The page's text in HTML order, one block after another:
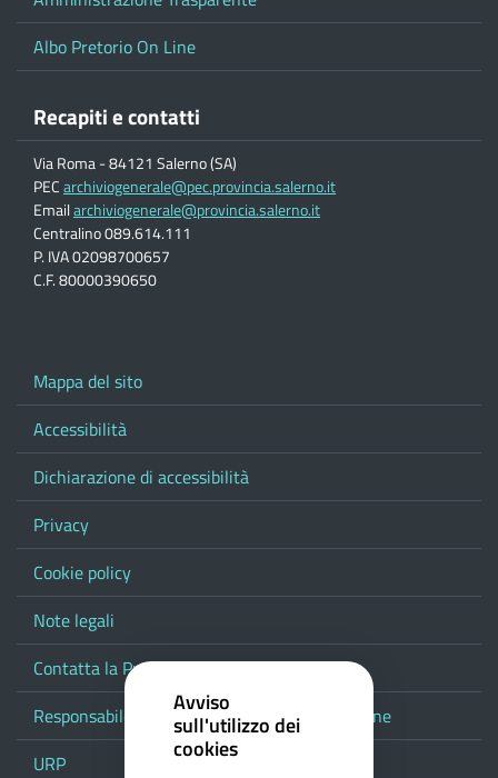
Albo Pretorio On Line
Recapiti e contatti
Via Roma - 84121 Salerno (SA)
PECarchiviogenerale@pec.provincia.salerno.it
Emailarchiviogenerale@provincia.salerno.it
Centralino 089.614.111
P. IVA 02098700657
C.F. 80000390650
Mappa del sito
Accessibilità
Dichiarazione di accessibilità
Privacy
Cookie policy
Note legali
Contatta la Provincia
Responsabile del procedimento di pubblicazione
URP
Avviso
sull'utilizzo dei
cookies